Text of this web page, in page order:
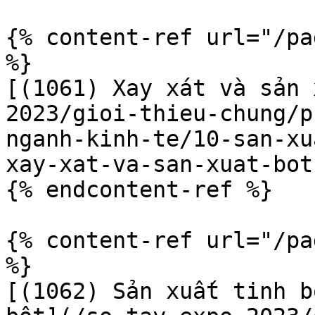
{% content-ref url="/
%}
[(1061) Xay xát và
2023/gioi-thieu-chung/
nganh-kinh-te/10-san-
xay-xat-va-san-xuat-
{% endcontent-ref %}
{% content-ref url="/
%}
[(1062) Sản xuất tinh